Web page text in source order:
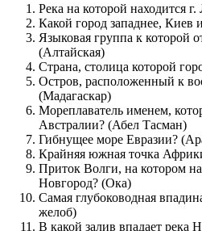
Река на которой находится
Какой город западнее,
Языковая группа к которой
(Алтайская)
Страна, столица которой
Остров, расположенный к
(Мадагаскар)
Мореплаватель именем,
Австралии? (Абел Тасман)
Гибнущее море Евразии?
Крайняя южная точка
Приток Волги, на котором
Новгород? (Ока)
Самая глубоководная
желоб)
В какой залив впадает река